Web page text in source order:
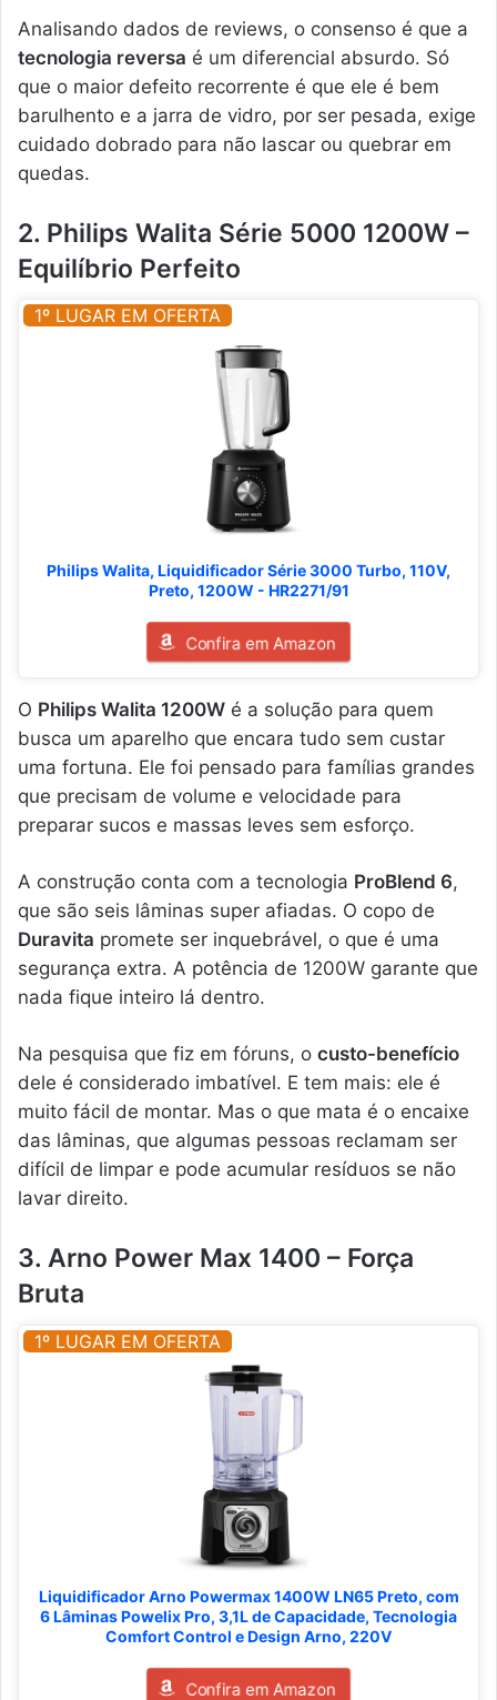
Analisando dados de reviews, o consenso é que a
tecnologia reversa é um diferencial absurdo. Só
que o maior defeito recorrente é que ele é bem
barulhento e a jarra de vidro, por ser pesada, exige
cuidado dobrado para não lascar ou quebrar em
quedas.
2. Philips Walita Série 5000 1200W –
Equilíbrio Perfeito
1º LUGAR EM OFERTA
Philips Walita, Liquidificador Série 3000 Turbo, 110V,
Preto, 1200W - HR2271/91
Confira em Amazon
O Philips Walita 1200W é a solução para quem
busca um aparelho que encara tudo sem custar
uma fortuna. Ele foi pensado para famílias grandes
que precisam de volume e velocidade para
preparar sucos e massas leves sem esforço.
A construção conta com a tecnologia ProBlend 6,
que são seis lâminas super afiadas. O copo de
Duravita promete ser inquebrável, o que é uma
segurança extra. A potência de 1200W garante que
nada fique inteiro lá dentro.
Na pesquisa que fiz em fóruns, o custo-benefício
dele é considerado imbatível. E tem mais: ele é
muito fácil de montar. Mas o que mata é o encaixe
das lâminas, que algumas pessoas reclamam ser
difícil de limpar e pode acumular resíduos se não
lavar direito.
3. Arno Power Max 1400 – Força
Bruta
1º LUGAR EM OFERTA
Liquidificador Arno Powermax 1400W LN65 Preto, com
6 Lâminas Powelix Pro, 3,1L de Capacidade, Tecnologia
Comfort Control e Design Arno, 220V
Confira em Amazon